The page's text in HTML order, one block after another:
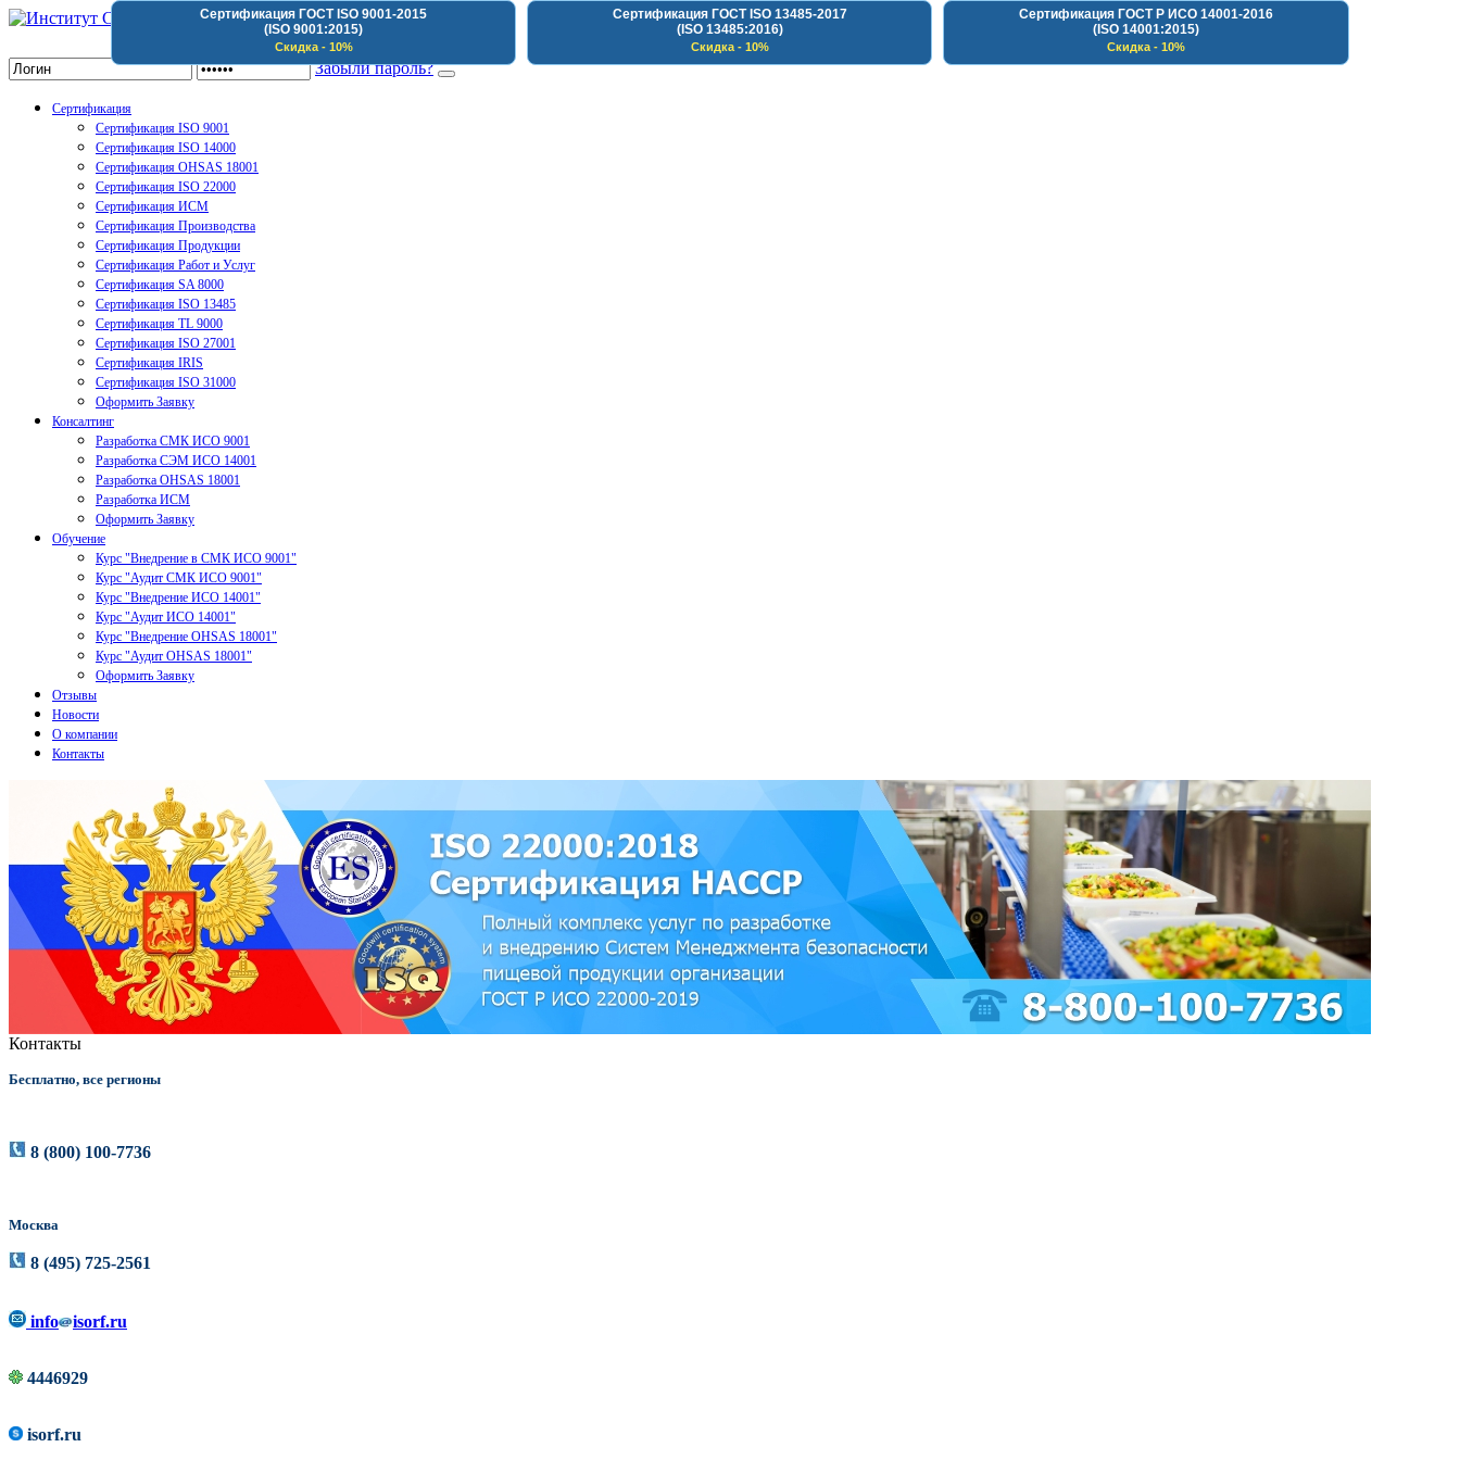
Сертификация ГОСТ ISO 9001-2015
(ISO 9001:2015)
Скидка - 10%
Сертификация ГОСТ ISO 13485-2017
(ISO 13485:2016)
Скидка - 10%
Сертификация ГОСТ Р ИСО 14001-2016
(ISO 14001:2015)
Скидка - 10%
Институт Сертификации Организаций
Забыли пароль?
Сертификация
Сертификация ISO 9001
Сертификация ISO 14000
Сертификация OHSAS 18001
Сертификация ISO 22000
Сертификация ИСМ
Сертификация Производства
Сертификация Продукции
Сертификация Работ и Услуг
Сертификация SA 8000
Сертификация ISO 13485
Сертификация TL 9000
Сертификация ISO 27001
Сертификация IRIS
Сертификация ISO 31000
Оформить Заявку
Консалтинг
Разработка СМК ИСО 9001
Разработка СЭМ ИСО 14001
Разработка OHSAS 18001
Разработка ИСМ
Оформить Заявку
Обучение
Курс "Внедрение в СМК ИСО 9001"
Курс "Аудит СМК ИСО 9001"
Курс "Внедрение ИСО 14001"
Курс "Аудит ИСО 14001"
Курс "Внедрение OHSAS 18001"
Курс "Аудит OHSAS 18001"
Оформить Заявку
Отзывы
Новости
О компании
Контакты
Контакты
Бесплатно, все регионы
8 (800) 100-7736
Москва
8 (495) 725-2561
info isorf.ru
4446929
isorf.ru